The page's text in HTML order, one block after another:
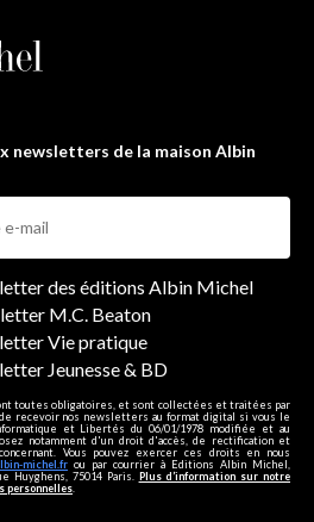
newsletters de la maison Albin
des éditions Albin Michel
M.C. Beaton
Vie pratique
Jeunesse & BD
toutes obligatoires, et sont collectées et traitées par
recevoir nos newsletters au format digital si vous le
et Libertés du 06/01/1978 modifiée et au
notamment d'un droit d'accès, de rectification et
Vous pouvez exercer ces droits en nous
michel.fr ou par courrier à Editions Albin Michel,
Huyghens, 75014 Paris. Plus d’information sur notre
personnelles